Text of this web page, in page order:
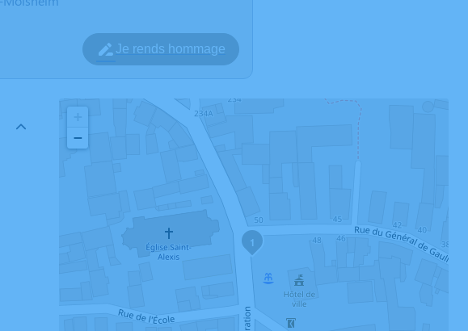
Je rends hommage
1
−